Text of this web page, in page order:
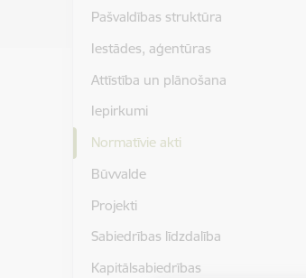
Pašvaldības struktūra
Iestādes, aģentūras
Attīstība un plānošana
Iepirkumi
Normatīvie akti
Būvvalde
Projekti
Sabiedrības līdzdalība
Kapitālsabiedrības